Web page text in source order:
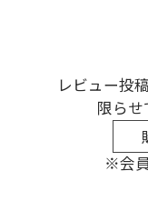
レビュー投
限らせ
※会